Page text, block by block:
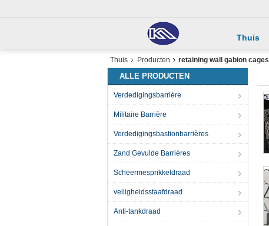
Thuis
Thuis Producten retaining wall gabion cages
ALLE PRODUCTEN
Verdedigingsbarrière
Militaire Barrière
Verdedigingsbastionbarrières
Zand Gevulde Barrières
Scheermesprikkeldraad
veiligheidsstaafdraad
Anti-tankdraad